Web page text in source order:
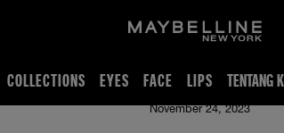
COLLECTIONS EYES FACE LIPS TENTANG
Tren 2020
November 24, 2023